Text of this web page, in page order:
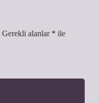
Gerekli alanlar * ile